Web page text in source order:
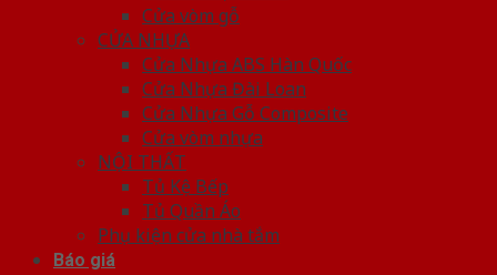
Cửa vòm gỗ
CỬA NHỰA
Cửa Nhựa ABS Hàn Quốc
Cửa Nhựa Đài Loan
Cửa Nhựa Gỗ Composite
Cửa vòm nhựa
NỘI THẤT
Tủ Kệ Bếp
Tủ Quần Áo
Phụ kiện cửa nhà tắm
Báo giá